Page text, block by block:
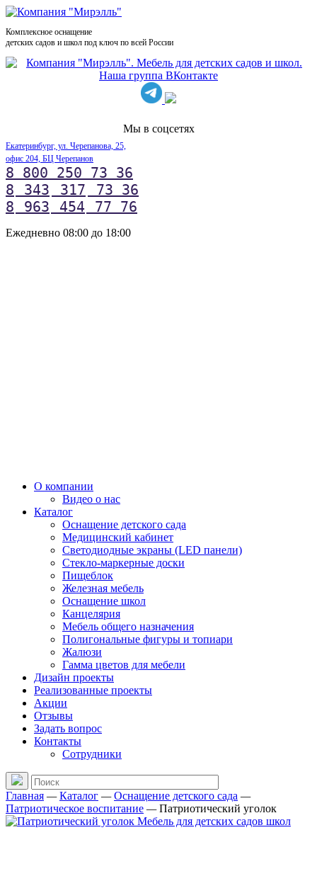
Комплексное оснащение
детских садов и школ под ключ по всей России
Мы в соцсетях
Екатеринбург, ул. Черепанова, 25,
офис 204, БЦ Черепанов
8 800 250 73 36
8
343 317
73 36
8
963 454 77 76
Ежедневно 08:00 до 18:00
О компании
Видео о нас
Каталог
Оснащение детского сада
Медицинский кабинет
Светодиодные экраны (LED панели)
Стекло-маркерные доски
Пищеблок
Железная мебель
Оснащение школ
Канцелярия
Мебель общего назначения
Полигональные фигуры и топиари
Жалюзи
Гамма цветов для мебели
Дизайн проекты
Реализованные проекты
Акции
Отзывы
Задать вопрос
Контакты
Сотрудники
Главная —Каталог —Оснащение детского сада —
Патриотическое воспитание —Патриотический уголок